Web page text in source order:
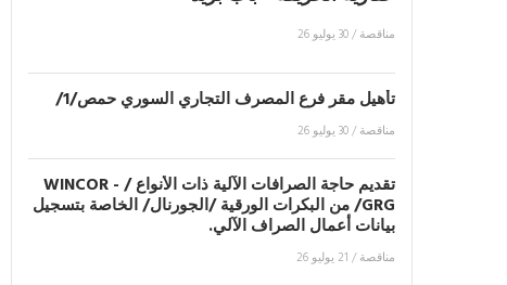
مناقصة/30 يوليو 26
تأهيل مقر فرع المصرف التجاري السوري حمص/1/
مناقصة/30 يوليو 26
تقديم حاجة الصرافات الآلية ذات الأنواع / WINCOR -
GRG/ من البكرات الورقية /الجورنال/ الخاصة بتسجيل
بيانات أعمال الصراف الآلي.
مناقصة/ 21 يوليو 26